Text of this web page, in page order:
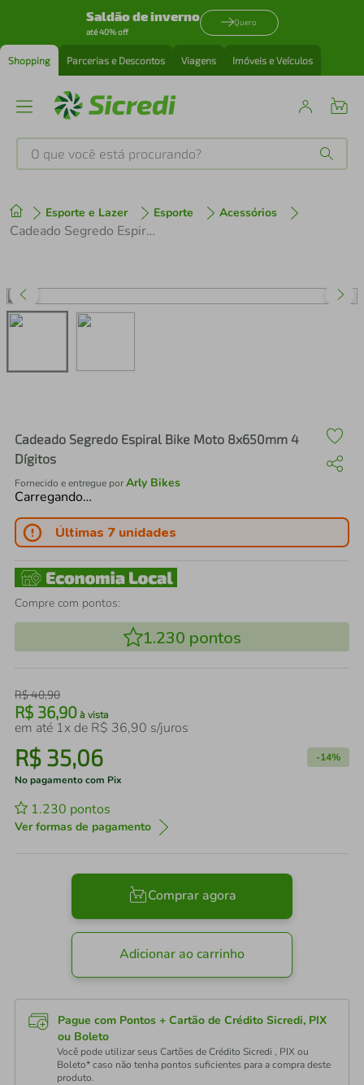
Saldão de inverno
até 40% off
Quero
Shopping Parcerias e Descontos Viagens Imóveis e Veículos
O que você está procurando?
Esporte e Lazer Esporte Acessórios
Cadeado Segredo Espiral Bike Moto 8x650mm 4 Dígitos
Cadeado Segredo Espiral Bike Moto 8x650mm 4
Dígitos
Fornecido e entregue porArly Bikes
Carregando…
Últimas 7 unidades
Compre com pontos:
1.230 pontos
R$40,90
R$ 36,90 à vista
em até 1x de R$ 36,90 s/juros
R$ 35,06 -14%
No pagamento com Pix
1.230 pontos
Ver formas de pagamento
Comprar agora
Adicionar ao carrinho
Pague com Pontos + Cartão de Crédito Sicredi, PIX
ou Boleto
Você pode utilizar seus Cartões de Crédito Sicredi , PIX ou
Boleto* caso não tenha pontos suficientes para a compra deste
produto.
1º tenis
perfume